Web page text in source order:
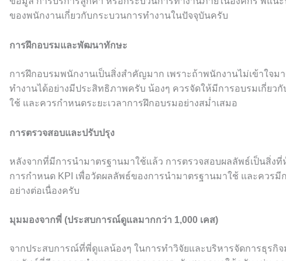
ของพนักงานเกี่ยวกับกระบวนการทำงานในปัจจุบันครับ
การฝึกอบรมและพัฒนาทักษะ
การฝึกอบรมพนักงานเป็นสิ่งสำคัญมาก เพราะถ้าพนักงานไม่เข้าใจม
ทำงานได้อย่างมีประสิทธิภาพครับ น้องๆ ควรจัดให้มีการอบรมเกี่ย
ใช้ และควรกำหนดระยะเวลาการฝึกอบรมอย่างสม่ำเสมอ
การตรวจสอบและปรับปรุง
หลังจากที่มีการนำมาตรฐานมาใช้แล้ว การตรวจสอบผลลัพธ์เป็นสิ่ง
การกำหนด KPI เพื่อวัดผลลัพธ์ของการนำมาตรฐานมาใช้ และควรมี
อย่างต่อเนื่องครับ
มุมมองจากพี่ (ประสบการณ์ดูแลมากกว่า 1,000 เคส)
จากประสบการณ์ที่พี่ดูแลน้องๆ ในการทำวิจัยและบริหารจัดการธุรกิจ